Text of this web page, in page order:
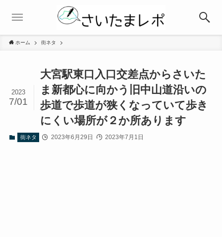
ホーム 街ネタ
大宮駅東口入口交差点からさいた
ま新都心に向かう旧中山道沿いの
歩道で歩道が狭くなっていて歩き
にくい場所が２か所あります
2023
7/01
街ネタ 2023年6月29日 2023年7月1日